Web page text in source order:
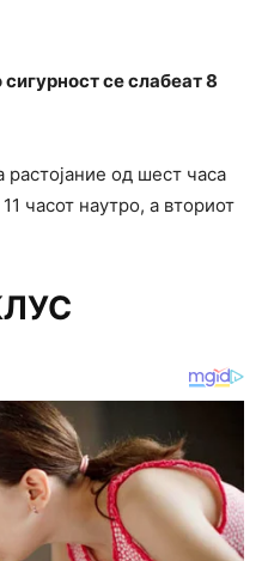
се слабеат 8
од шест часа
часот наутро, а вториот